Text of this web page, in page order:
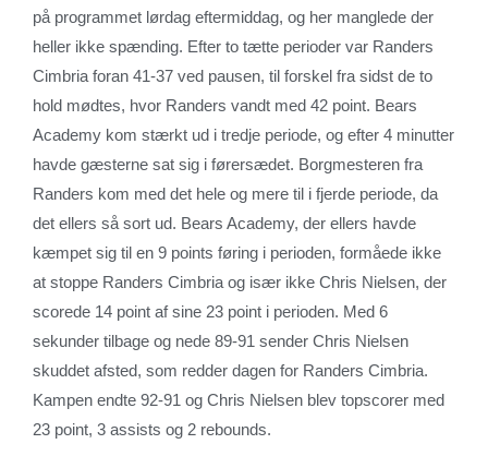
på programmet lørdag eftermiddag, og her manglede der
heller ikke spænding. Efter to tætte perioder var Randers
Cimbria foran 41-37 ved pausen, til forskel fra sidst de to
hold mødtes, hvor Randers vandt med 42 point. Bears
Academy kom stærkt ud i tredje periode, og efter 4 minutter
havde gæsterne sat sig i førersædet. Borgmesteren fra
Randers kom med det hele og mere til i fjerde periode, da
det ellers så sort ud. Bears Academy, der ellers havde
kæmpet sig til en 9 points føring i perioden, formåede ikke
at stoppe Randers Cimbria og især ikke Chris Nielsen, der
scorede 14 point af sine 23 point i perioden. Med 6
sekunder tilbage og nede 89-91 sender Chris Nielsen
skuddet afsted, som redder dagen for Randers Cimbria.
Kampen endte 92-91 og Chris Nielsen blev topscorer med
23 point, 3 assists og 2 rebounds.